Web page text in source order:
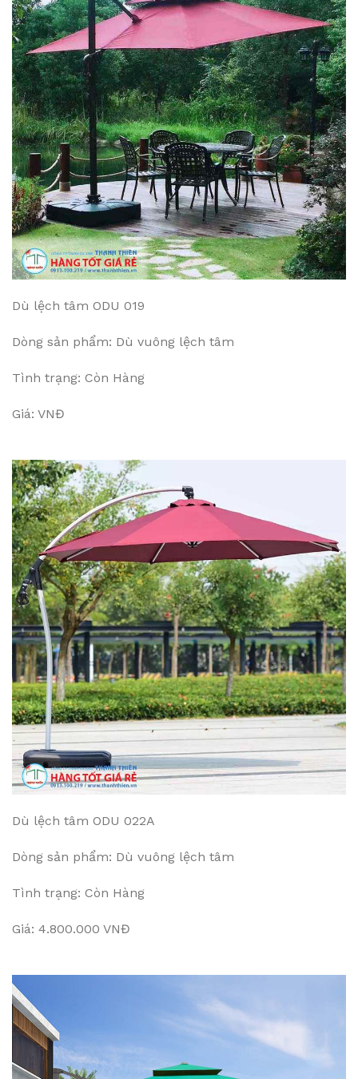
Dù lệch tâm ODU 019
Dòng sản phẩm: Dù vuông lệch tâm
Tình trạng: Còn Hàng
Giá: VNĐ
Dù lệch tâm ODU 022A
Dòng sản phẩm: Dù vuông lệch tâm
Tình trạng: Còn Hàng
Giá: 4.800.000 VNĐ